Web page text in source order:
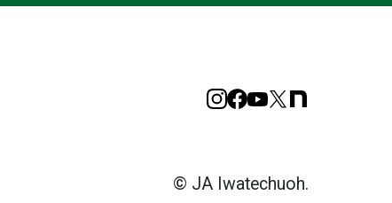
Instagram
Facebook
YouTube
X
© JA Iwatechuoh.